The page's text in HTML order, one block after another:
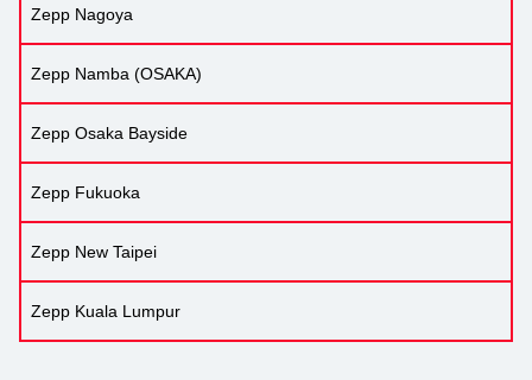
Zepp Nagoya
Zepp Namba (OSAKA)
Zepp Osaka Bayside
Zepp Fukuoka
Zepp New Taipei
Zepp Kuala Lumpur